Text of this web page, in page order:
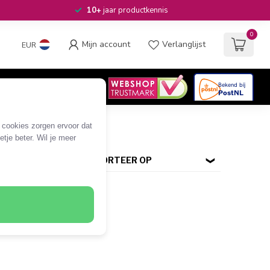
zorgen ervoor dat
beter. Wil je meer
10+jaar productkennis
EUR Mijn account Verlanglijst
0
SORTEER OP